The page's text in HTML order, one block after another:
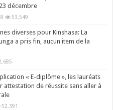
décembre
53,549
diverses pour Kinshasa: La
a pris fin, aucun item de la
« E-diplôme », les lauréats
attestation de réussite sans aller à
52,391